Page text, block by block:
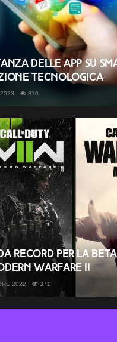
delle app su
tecnologica
810
record per la
Warfare II
2022 371